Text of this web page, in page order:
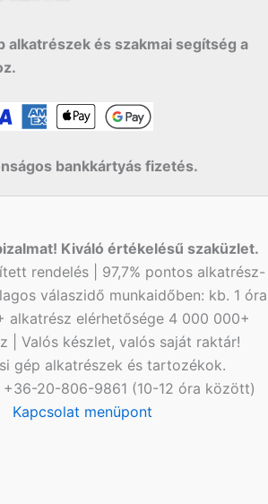
alkatrészek és szakmai segítség a
bankkártyás fizetés.
Kiváló értékelésű szaküzlet.
rendelés | 97,7% pontos alkatrész-
válaszidő munkaidőben: kb. 1 óra
alkatrész elérhetősége 4 000 000+
| Valós készlet, valós saját raktár!
gép alkatrészek és tartozékok.
+36-20-806-9861 (10-12 óra között)
Kapcsolat menüpont